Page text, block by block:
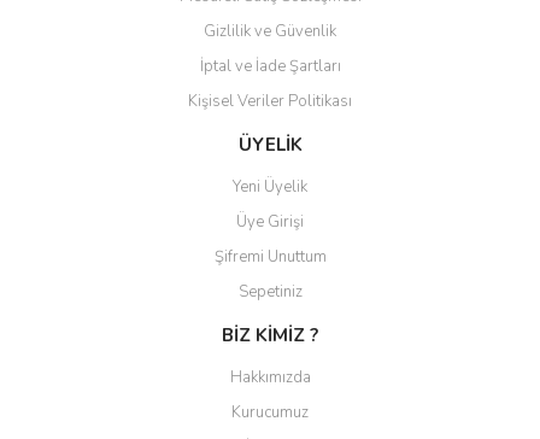
Gönder
Gizlilik ve Güvenlik
İptal ve İade Şartları
Kişisel Veriler Politikası
ÜYELİK
Yeni Üyelik
Üye Girişi
Şifremi Unuttum
Sepetiniz
BİZ KİMİZ ?
Hakkımızda
Kurucumuz